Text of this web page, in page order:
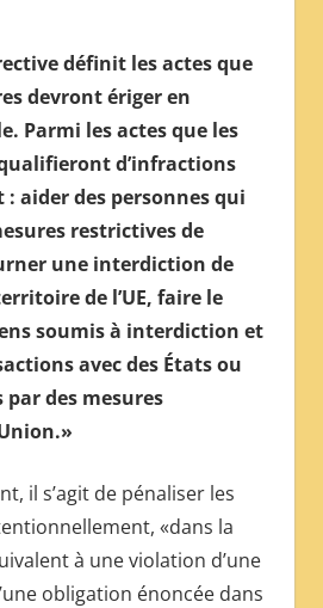
définit les actes que
devront ériger en
Parmi les actes que les
d’infractions
aider des personnes qui
restrictives de
une interdiction de
de l’UE, faire le
soumis à interdiction et
avec des États ou
par des mesures
il s’agit de pénaliser les
«dans la
à une violation d’une
obligation énoncée dans